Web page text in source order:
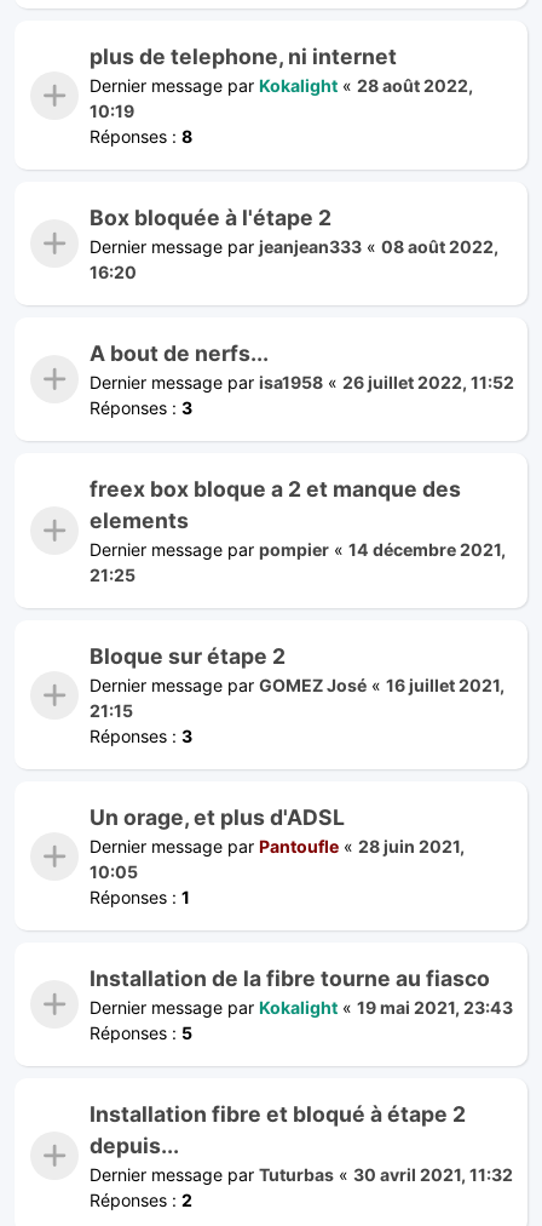
plus de telephone, ni internet
Dernier message par Kokalight « 28 août 2022,
10:19
Réponses : 8
Box bloquée à l'étape 2
Dernier message par jeanjean333 « 08 août 2022,
16:20
A bout de nerfs...
Dernier message par isa1958 « 26 juillet 2022, 11:52
Réponses : 3
freex box bloque a 2 et manque des
elements
Dernier message par pompier « 14 décembre 2021,
21:25
Bloque sur étape 2
Dernier message par GOMEZ José « 16 juillet 2021,
21:15
Réponses : 3
Un orage, et plus d'ADSL
Dernier message par Pantoufle « 28 juin 2021,
10:05
Réponses : 1
Installation de la fibre tourne au fiasco
Dernier message par Kokalight « 19 mai 2021, 23:43
Réponses : 5
Installation fibre et bloqué à étape 2
depuis...
Dernier message par Tuturbas « 30 avril 2021, 11:32
Réponses : 2